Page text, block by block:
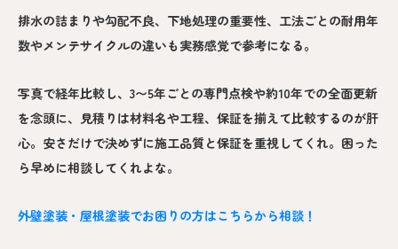
排水の詰まりや勾配不良、下地処理の重要性、工法ごとの耐用年
数やメンテサイクルの違いも実務感覚で参考になる。
写真で経年比較し、3〜5年ごとの専門点検や約10年での全面更新
を念頭に、見積りは材料名や工程、保証を揃えて比較するのが肝
心。安さだけで決めずに施工品質と保証を重視してくれ。困った
ら早めに相談してくれよな。
外壁塗装・屋根塗装でお困りの方はこちらから相談！